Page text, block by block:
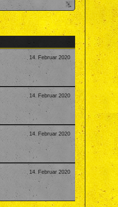
14. Februar 2020
14. Februar 2020
14. Februar 2020
14. Februar 2020